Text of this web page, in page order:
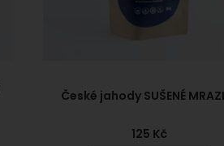
České jahody SUŠENÉ
125 Kč